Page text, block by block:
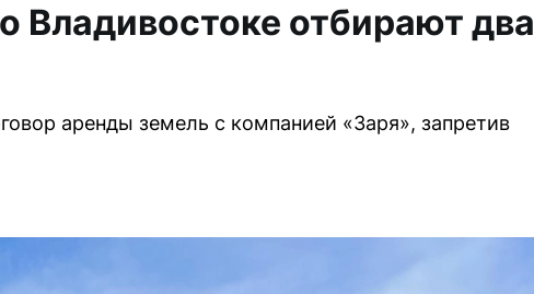
Владивостоке отбирают два
аренды земель с компанией «Заря», запретив